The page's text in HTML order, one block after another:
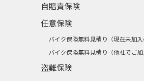
自賠責保険
任意保険
バイク保険無料見積り（現在未加入
バイク保険無料見積り（他社でご加
盗難保険